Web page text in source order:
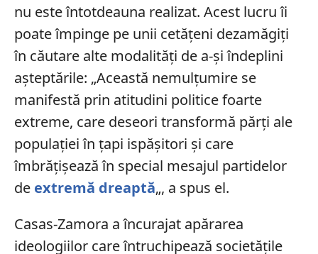
nu este întotdeauna realizat. Acest lucru îi
poate împinge pe unii cetățeni dezamăgiți
în căutare alte modalități de a-și îndeplini
așteptările: „Această nemulțumire se
manifestă prin atitudini politice foarte
extreme, care deseori transformă părți ale
populației în țapi ispășitori și care
îmbrățișează în special mesajul partidelor
de extremă dreaptă„, a spus el.
Casas-Zamora a încurajat apărarea
ideologiilor care întruchipează societățile